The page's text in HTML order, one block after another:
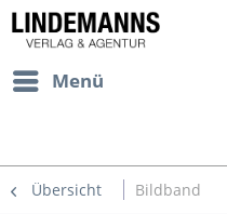
Menü
Übersicht Bildband